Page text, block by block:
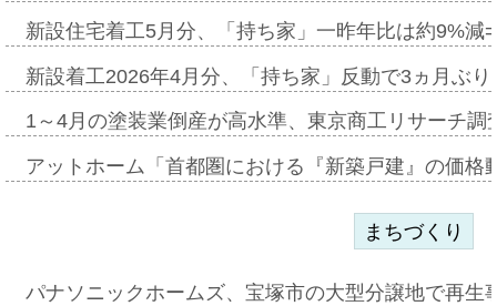
新設住宅着工5月分、「持ち家」一昨年比は約9%
新設着工2026年4月分、「持ち家」反動で3ヵ月ぶ
1～4月の塗装業倒産が高水準、東京商工リサーチ
アットホーム「首都圏における『新築戸建』の価
まちづくり
パナソニックホームズ、宝塚市の大型分譲地で再